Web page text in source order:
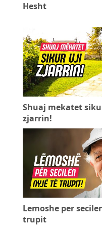
Hesht
Shuaj mekatet
zjarrin!
Lemoshe per
trupit